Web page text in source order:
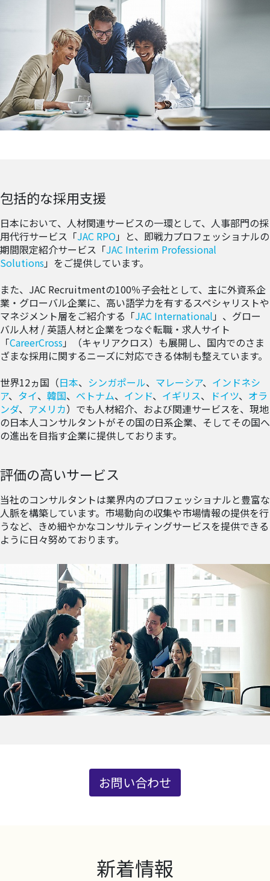
包括的な採用支援
日本において、人材関連サービスの一環として、人事部門の採
用代行サービス「JAC RPO 」と、即戦力プロフェッショナルの
期間限定紹介サービス「JAC Interim Professional
Solutions」をご提供しています。
また、JAC Recruitmentの100％子会社として、主に外資系企
業・グローバル企業に、高い語学力を有するスペシャリストや
マネジメント層をご紹介する「JAC International 」、グロー
バル人材 / 英語人材と企業をつなぐ転職・求人サイト
「CareerCross」（キャリアクロス）も展開し、国内でのさま
ざまな採用に関するニーズに対応できる体制も整えています。
世界12ヵ国（日本、 シンガポール、 マレーシア、 インドネシ
ア、 タイ、 韓国、 ベトナム、 インド、 イギリス、 ドイツ、 オラ
ンダ、 アメリカ）でも人材紹介、および関連サービスを、現地
の日本人コンサルタントがその国の日系企業、そしてその国へ
の進出を目指す企業に提供しております。
評価の高いサービス
当社のコンサルタントは業界内のプロフェッショナルと豊富な
人脈を構築しています。市場動向の収集や市場情報の提供を行
うなど、きめ細やかなコンサルティングサービスを提供できる
ように日々努めております。
お問い合わせ
新着情報